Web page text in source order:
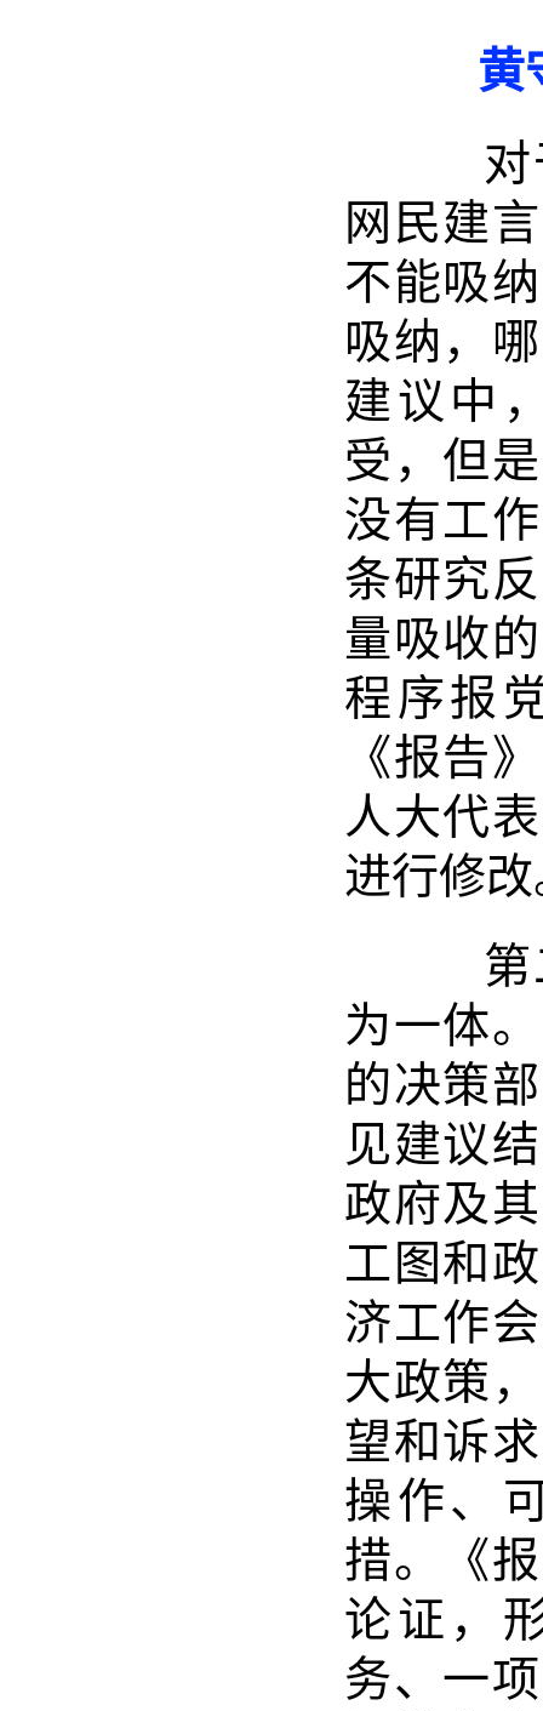
黄
对于
网民建
不能吸
吸纳，
建议中
受，但
没有工
条研究
量吸收
程序报
《报告
人大代
进行修
第二
为一体
的决策
见建议
政府及
工图和
济工作
大政策
望和诉
操作、
措。《
论证，
务、一